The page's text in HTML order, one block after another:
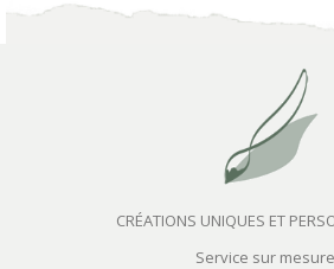
CRÉATIONS UNIQUES ET
Service sur mesure